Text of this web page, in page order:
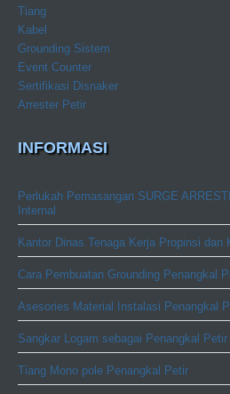
Tiang
Kabel
Grounding Sistem
Event Counter
Sertifikasi Disnaker
Arrester Petir
INFORMASI
Perlukah Pemasangan SURGE
Internal
Kantor Dinas Tenaga Kerja Propinsi dan
Cara Pembuatan Grounding Penangkal
Asesories Material Instalasi Penangkal
Sangkar Logam sebagai Penangkal Petir
Tiang Mono pole Penangkal Petir